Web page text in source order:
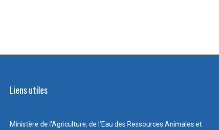
Liens utiles
Ministère de l’Agriculture, de l’Eau des Ressources Animales et